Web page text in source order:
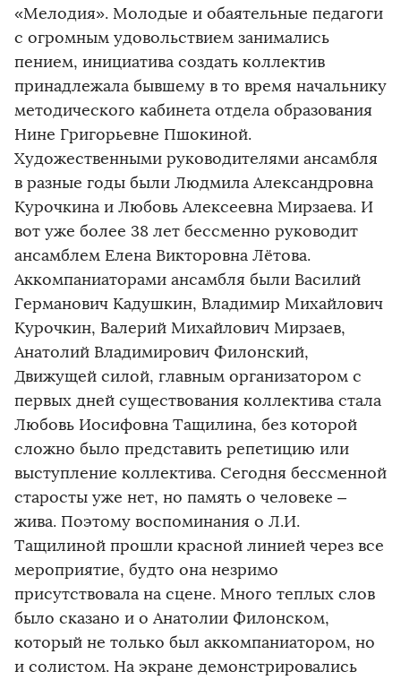
«Мелодия». Молодые и обаятельные педагоги
с огромным удовольствием занимались
пением, инициатива создать коллектив
принадлежала бывшему в то время начальнику
методического кабинета отдела образования
Нине Григорьевне Пшокиной.
Художественными руководителями ансамбля
в разные годы были Людмила Александровна
Курочкина и Любовь Алексеевна Мирзаева. И
вот уже более 38 лет бессменно руководит
ансамблем Елена Викторовна Лётова.
Аккомпаниаторами ансамбля были Василий
Германович Кадушкин, Владимир Михайлович
Курочкин, Валерий Михайлович Мирзаев,
Анатолий Владимирович Филонский,
Движущей силой, главным организатором с
первых дней существования коллектива стала
Любовь Иосифовна Тащилина, без которой
сложно было представить репетицию или
выступление коллектива. Сегодня бессменной
старосты уже нет, но память о человеке –
жива. Поэтому воспоминания о Л.И.
Тащилиной прошли красной линией через все
мероприятие, будто она незримо
присутствовала на сцене. Много теплых слов
было сказано и о Анатолии Филонском,
который не только был аккомпаниатором, но
и солистом. На экране демонстрировались